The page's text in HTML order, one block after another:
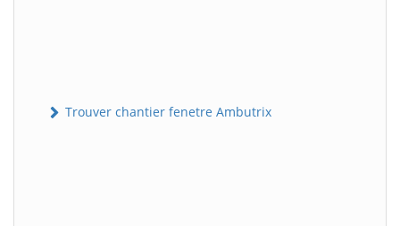
Trouver chantier fenetre Ambutrix